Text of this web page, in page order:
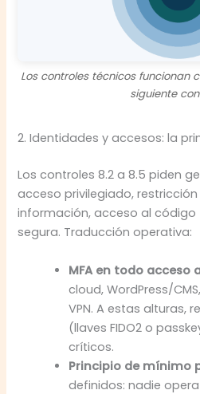
Los controles técnicos funcionan
siguiente
2. Identidades y accesos: la
Los controles 8.2 a 8.5 piden
acceso privilegiado,
información, acceso al
segura. Traducción operativa:
MFA en todo
cloud, WordPress/
VPN. A estas alturas,
(llaves FIDO2 o
críticos.
Principio de mínimo
definidos: nadie